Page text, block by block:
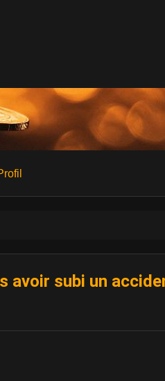
avoir subi un